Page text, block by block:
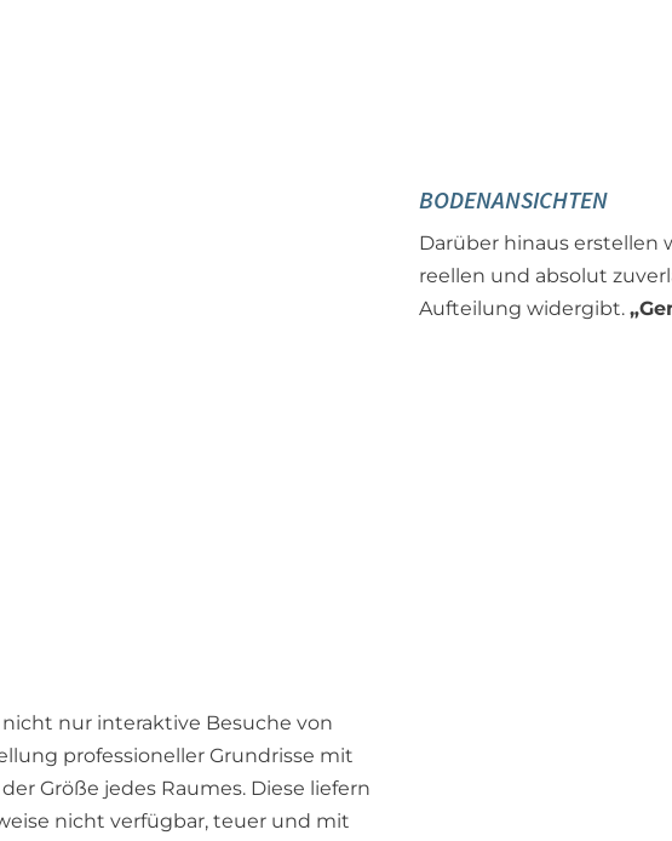
BODENANSICHTEN
Darüber hinaus erstellen
reellen und absolut
Aufteilung widergibt.
nur interaktive Besuche von
professioneller Grundrisse mit
Größe jedes Raumes. Diese liefern
nicht verfügbar, teuer und mit